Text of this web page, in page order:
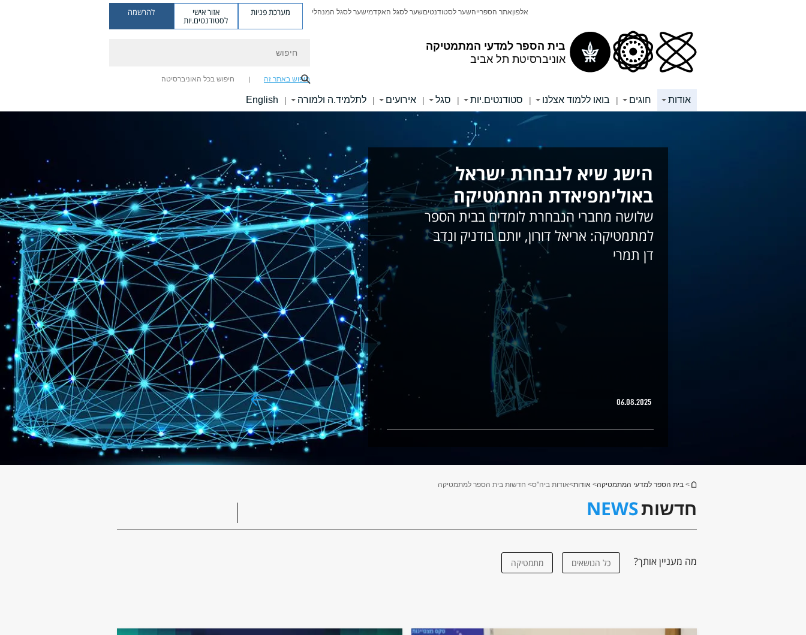
בית הספר למדעי המתמטיקה
אוניברסיטת תל אביב
אלפוןאתר הספרייהשער לסטודנטיםשער לסגל האקדמישער לסגל המנהלי מערכת פניות אזור אישי
לסטודנטים.יות
להרשמה
חיפוש באתר זה חיפוש בכל האוניברסיטה
אודות חוגים | בואו ללמוד אצלנו | סטודנטים.יות | סגל | אירועים | לתלמיד.ה ולמורה |
English
הישג שיא לנבחרת ישראל
באולימפיאדת המתמטיקה
שלושה מחברי הנבחרת לומדים בבית הספר
למתמטיקה: אריאל דורון, יותם בודניק ונדב
דן תמרי
06.08.2025
הינך נמצא כאן
> בית הספר למדעי המתמטיקה> אודות>אודות ביה"ס> חדשות בית הספר למתמטיקה
חדשותNEWS
מה מעניין אותך? כל הנושאים מתמטיקה